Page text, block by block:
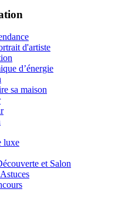
d'artiste
d’énergie
sa maison
luxe
et Salon